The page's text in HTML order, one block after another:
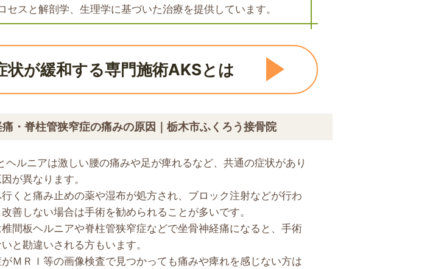
セスと解剖学、生理学に基づいた治療を提供しています。
状が緩和する専門施術AKSとは
・脊柱管狭窄症の痛みの原因｜栃木市ふくろう接骨院
ヘルニアは激しい腰の痛みや足が痺れるなど、共通の症状があり
が異なります。
くと痛み止めの薬や湿布が処方され、ブロック注射などが行わ
善しない場合は手術を勧められることが多いです。
間板ヘルニアや脊柱管狭窄症などで坐骨神経痛になると、手術
と勘違いされる方もいます。
ＭＲＩ等の画像検査で見つかっても痛みや痺れを感じない方は